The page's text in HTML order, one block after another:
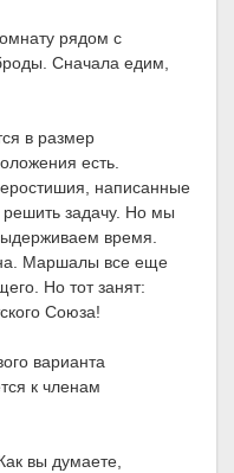
рядом с
Сначала едим,
в размер
есть.
написанные
задачу. Но мы
время.
Маршалы все еще
Но тот занят:
Союза!
варианта
к членам
вы думаете,